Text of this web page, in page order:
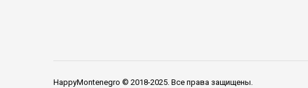
HappyMontenegro © 2018-2025. Все права защищены.